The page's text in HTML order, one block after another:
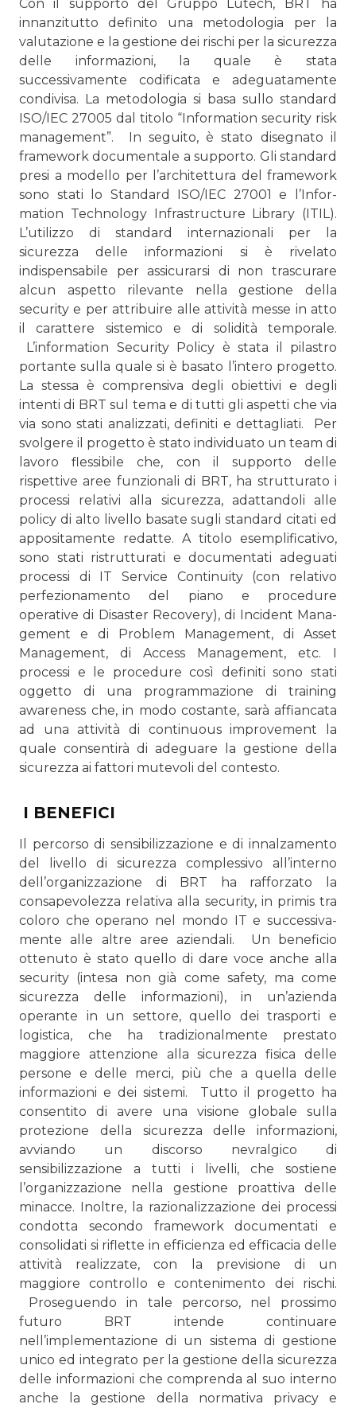
Con il supporto del Gruppo Lutech, BRT ha
innanzitutto definito una metodologia per la
valutazione e la gestione dei rischi per la sicurezza
delle informazioni, la quale è stata
successivamente codificata e adeguatamente
condivisa. La metodologia si basa sullo standard
ISO/IEC 27005 dal titolo “Information security risk
management”. In seguito, è stato disegnato il
framework documentale a supporto. Gli standard
presi a modello per l’architettura del framework
sono stati lo Standard ISO/IEC 27001 e l’Infor­
mation Technology Infrastructure Library (ITIL).
L’utilizzo di standard internazionali per la
sicurezza delle informazioni si è rivelato
indispensabile per assicurarsi di non trascurare
alcun aspetto rilevante nella gestione della
security e per attribuire alle attività messe in atto
il carattere sistemico e di solidità temporale.
L’information Security Policy è stata il pilastro
portante sulla quale si è basato l’intero progetto.
La stessa è com­prensiva degli obiettivi e degli
intenti di BRT sul tema e di tutti gli aspetti che via
via sono stati analizzati, definiti e dettagliati. Per
svolgere il progetto è stato individuato un team di
lavoro flessibile che, con il supporto delle
rispettive aree funzio­nali di BRT, ha strutturato i
processi relativi alla sicurezza, adattandoli alle
policy di alto livello basate sugli standard citati ed
appositamente redatte. A titolo esemplificativo,
sono stati ristrutturati e documentati adeguati
processi di IT Service Continuity (con relativo
perfezionamento del piano e procedure
operative di Disaster Recovery), di Incident Mana­
gement e di Problem Management, di Asset
Management, di Access Management, etc. I
processi e le procedure così definiti sono stati
oggetto di una programmazione di training
awareness che, in modo costante, sarà affiancata
ad una attività di continuous impro­vement la
quale consentirà di adeguare la gestione della
sicurezza ai fattori mutevoli del contesto.
I BENEFICI
Il percorso di sensibilizzazione e di innalzamento
del livello di sicurezza complessivo all’interno
dell’organizzazione di BRT ha rafforzato la
consapevolezza relativa alla security, in primis tra
coloro che operano nel mondo IT e successiva­
mente alle altre aree aziendali. Un beneficio
ottenuto è stato quello di dare voce anche alla
security (intesa non già come safety, ma come
sicurezza delle informazioni), in un’azienda
operante in un settore, quello dei trasporti e
logistica, che ha tradizionalmente prestato
maggiore attenzione alla sicurezza fisica delle
persone e del­le merci, più che a quella delle
informazioni e dei sistemi. Tutto il progetto ha
consentito di avere una visione globale sulla
protezione della sicurezza delle informazioni,
avviando un discorso nevralgico di
sensibilizzazione a tutti i livelli, che sostiene
l’organizzazione nella gestione proattiva delle
minacce. Inoltre, la razionalizzazione dei processi
condotta secondo framework documentati e
consolidati si riflette in efficienza ed efficacia delle
attività realizzate, con la previ­sione di un
maggiore controllo e contenimento dei rischi.
Proseguendo in tale percorso, nel prossimo
futuro BRT intende continuare
nell’implementazione di un sistema di gestione
unico ed integrato per la gestione della sicurez­za
delle informazioni che comprenda al suo interno
anche la gestione della normativa privacy e